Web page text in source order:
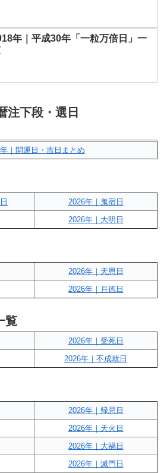
年｜平成30年「一粒万倍日」一
注下段・選日
｜開運日・吉日まとめ
2026年｜鬼宿日
2026年｜大明日
2026年｜天恩日
2026年｜月徳日
覧
2026年｜受死日
2026年｜不成就日
2026年｜帰忌日
2026年｜天火日
2026年｜大禍日
2026年｜滅門日